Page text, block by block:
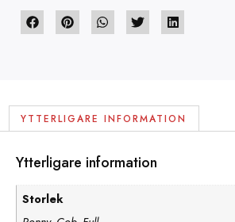
YTTERLIGARE INFORMATION
Ytterligare information
Storlek